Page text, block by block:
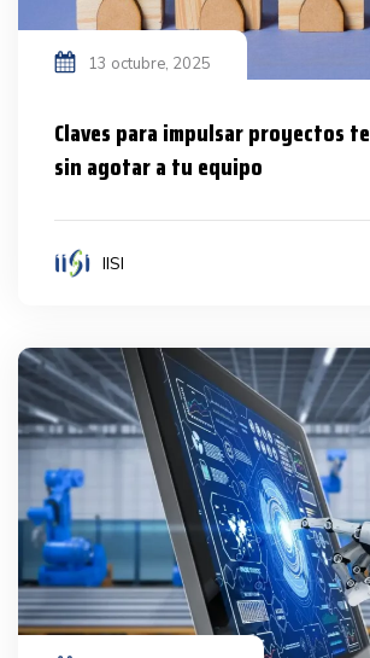
13 octubre, 2025
Claves para impulsar proyectos
sin agotar a tu equipo
IISI